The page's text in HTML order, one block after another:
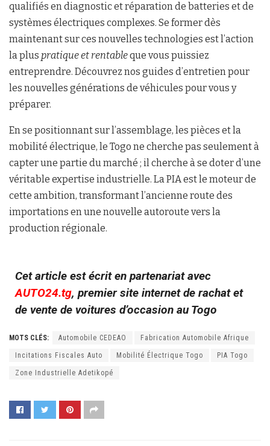
qualifiés en diagnostic et réparation de batteries et de
systèmes électriques complexes. Se former dès
maintenant sur ces nouvelles technologies est l’action
la plus pratique et rentableque vous puissiez
entreprendre. Découvrez nos guides d’entretien pour
les nouvelles générations de véhicules pour vous y
préparer.
En se positionnant sur l’assemblage, les pièces et la
mobilité électrique, le Togo ne cherche pas seulement à
capter une partie du marché ; il cherche à se doter d’une
véritable expertise industrielle. La PIA est le moteur de
cette ambition, transformant l’ancienne route des
importations en une nouvelle autoroute vers la
production régionale.
Cet article est écrit en partenariat avec
AUTO24.tg, premier site internet de rachat et
de vente de voitures d’occasion au Togo
MOTS CLÉS: Automobile CEDEAO Fabrication Automobile Afrique
Incitations Fiscales Auto Mobilité Électrique Togo PIA Togo
Zone Industrielle Adetikopé